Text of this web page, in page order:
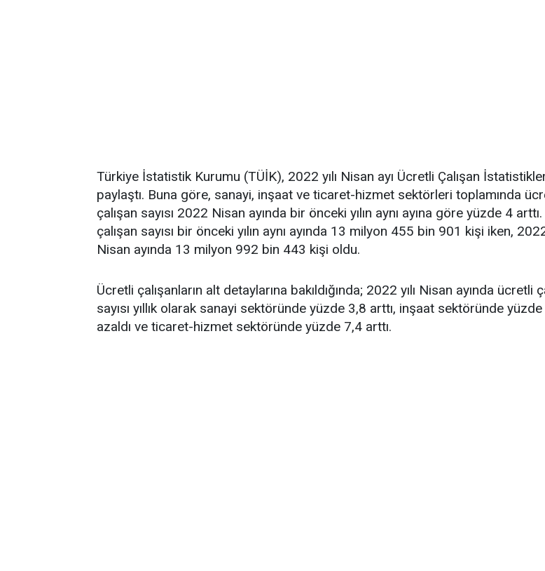
Türkiye İstatistik Kurumu (TÜİK), 2022 yılı Nisan ayı Ücretli Çalışan
paylaştı. Buna göre, sanayi, inşaat ve ticaret-hizmet sektörleri toplamında
çalışan sayısı 2022 Nisan ayında bir önceki yılın aynı ayına göre yüzde 4
çalışan sayısı bir önceki yılın aynı ayında 13 milyon 455 bin 901 kişi iken, 2022
Nisan ayında 13 milyon 992 bin 443 kişi oldu.
Ücretli çalışanların alt detaylarına bakıldığında; 2022 yılı Nisan ayında ücretli
sayısı yıllık olarak sanayi sektöründe yüzde 3,8 arttı, inşaat sektöründe
azaldı ve ticaret-hizmet sektöründe yüzde 7,4 arttı.